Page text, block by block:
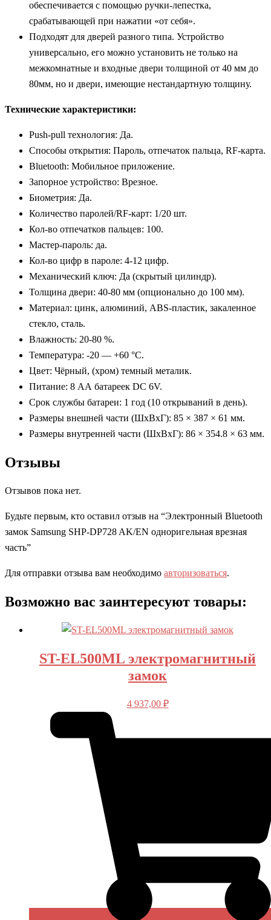
обеспечивается с помощью ручки-лепестка,
срабатывающей при нажатии «от себя».
Подходят для дверей разного типа. Устройство
универсально, его можно установить не только на
межкомнатные и входные двери толщиной от 40 мм до
80мм, но и двери, имеющие нестандартную толщину.
Технические характеристики:
Push-pull технология: Да.
Способы открытия: Пароль, отпечаток пальца, RF-карта.
Bluetooth: Мобильное приложение.
Запорное устройство: Врезное.
Биометрия: Да.
Количество паролей/RF-карт: 1/20 шт.
Кол-во отпечатков пальцев: 100.
Мастер-пароль: да.
Кол-во цифр в пароле: 4-12 цифр.
Механический ключ: Да (скрытый цилиндр).
Толщина двери: 40-80 мм (опционально до 100 мм).
Материал: цинк, алюминий, ABS-пластик, закаленное
стекло, сталь.
Влажность: 20-80 %.
Температура: -20 — +60 °C.
Цвет: Чёрный, (хром) темный металик.
Питание: 8 АА батареек DC 6V.
Срок службы батареи: 1 год (10 открываний в день).
Размеры внешней части (ШxВxГ): 85 × 387 × 61 мм.
Размеры внутренней части (ШxВxГ): 86 × 354.8 × 63 мм.
Отзывы
Отзывов пока нет.
Будьте первым, кто оставил отзыв на “Электронный Bluetooth
замок Samsung SHP-DP728 AK/EN одноригельная врезная
часть”
Для отправки отзыва вам необходимо авторизоваться.
Возможно вас заинтересуют товары:
ST-EL500ML электромагнитный
замок
4 937,00 ₽